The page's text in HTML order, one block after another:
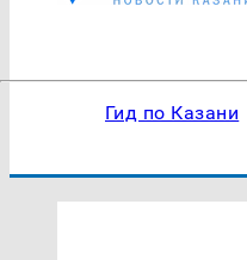
Гид по Казани